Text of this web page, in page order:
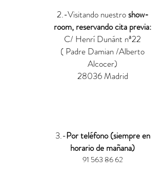
2.-Visitando nuestroshow-
room, reservando cita previa:
C/ Henrí Dunánt nª22
( Padre Damian /Alberto
Alcocer)
28036 Madrid
3.-Por teléfono (siempre en
horario de mañana)
91 563 86 62